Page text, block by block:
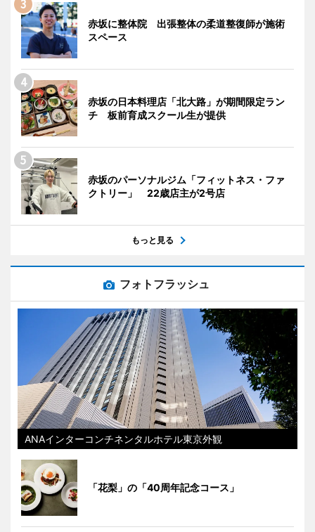
赤坂に整体院 出張整体の柔道整復師が施術
スペース
赤坂の日本料理店「北大路」が期間限定ラン
チ 板前育成スクール生が提供
赤坂のパーソナルジム「フィットネス・ファ
クトリー」 22歳店主が2号店
もっと見る
フォトフラッシュ
ANAインターコンチネンタルホテル東京外観
「花梨」の「40周年記念コース」